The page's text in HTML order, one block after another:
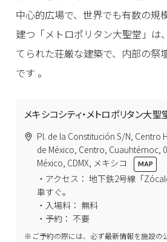
中心的広場で、世界でも有数の規
建つ「メトロポリタン大聖堂」は
てられた荘厳な建築で、内部の祭
です 。
メキシコシティ・メトロポリタン大聖
Pl. de la Constitución S/N, Centro
de México, Centro, Cuauhtémoc,
México, CDMX, メキシコ
・アクセス： 地下鉄2号線「
車すぐ。
・入場料： 無料
・予約： 不要
ご予約の際には、必ず最新情報を施設の